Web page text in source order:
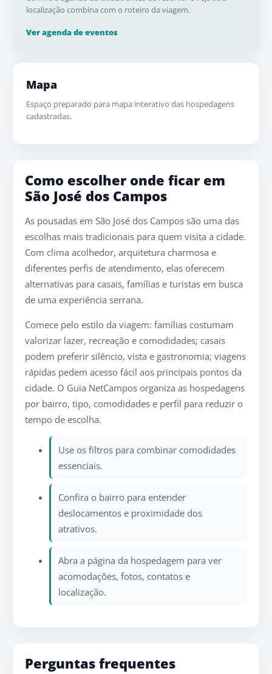
localização combina com o roteiro da viagem.
Ver agenda de eventos
Mapa
Espaço preparado para mapa interativo das hospedagens
cadastradas.
Como escolher onde ficar em
São José dos Campos
As pousadas em São José dos Campos são uma das
escolhas mais tradicionais para quem visita a cidade.
Com clima acolhedor, arquitetura charmosa e
diferentes perfis de atendimento, elas oferecem
alternativas para casais, famílias e turistas em busca
de uma experiência serrana.
Comece pelo estilo da viagem: famílias costumam
valorizar lazer, recreação e comodidades; casais
podem preferir silêncio, vista e gastronomia; viagens
rápidas pedem acesso fácil aos principais pontos da
cidade. O Guia NetCampos organiza as hospedagens
por bairro, tipo, comodidades e perfil para reduzir o
tempo de escolha.
Use os filtros para combinar comodidades
essenciais.
Confira o bairro para entender
deslocamentos e proximidade dos
atrativos.
Abra a página da hospedagem para ver
acomodações, fotos, contatos e
localização.
Perguntas frequentes